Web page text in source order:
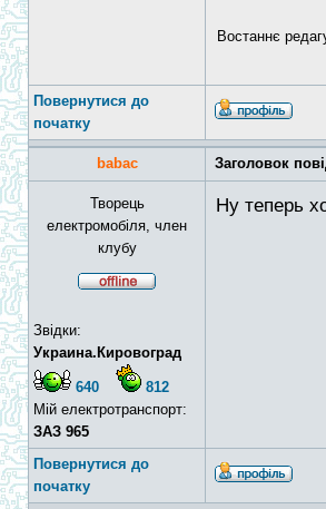
Востаннє
Повернутися до
початку
babac Заголовок
Творець
електромобіля, член
клубу
Звідки:
Украина.Кировоград
640
812
Мій електротранспорт:
ЗАЗ 965
Ну теперь
Повернутися до
початку